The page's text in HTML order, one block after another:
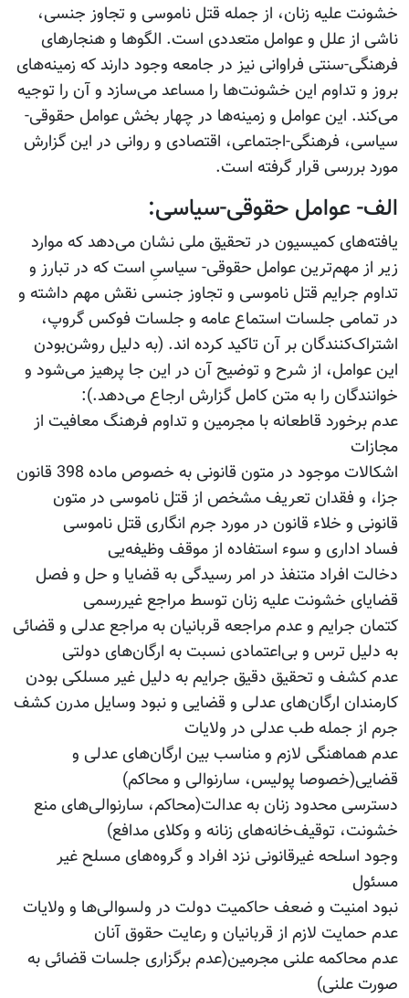
خشونت علیه زنان، از جمله قتل ناموسی و تجاوز جنسی،
ناشی از علل و عوامل متعددی است. الگوها و هنجارهای
فرهنگی-سنتی فراوانی نیز در جامعه وجود دارند که زمینه‌های
بروز و تداوم این خشونت‌ها را مساعد می‌سازد و آن را توجیه
می‌کند. این عوامل و زمینه‌ها در چهار بخش عوامل حقوقی-
سیاسی، فرهنگی-اجتماعی، اقتصادی و روانی در این گزارش
مورد بررسی قرار گرفته است.
الف- عوامل حقوقی-سیاسی:
یافته‌های کمیسیون در تحقیق ملی نشان می‌دهد که موارد
زیر از مهم‌ترین عوامل حقوقی- سیاسیِ است که در تبارز و
تداوم جرایم قتل ناموسی و تجاوز جنسی نقش مهم داشته و
در تمامی جلسات استماع عامه و جلسات فوکس گروپ،
اشتراک‌کنندگان بر آن تاکید کرده اند. (به دلیل روشن‌بودن
این عوامل، از شرح و توضیح آن در این جا پرهیز می‌شود و
خوانندگان را به متن کامل گزارش ارجاع می‌دهد.):
عدم برخورد قاطعانه با مجرمین و تداوم فرهنگ معافیت از
مجازات
اشکالات موجود در متون قانونی به خصوص ماده 398 قانون
جزا، و فقدان تعریف مشخص از قتل ناموسی در متون
قانونی و خلاء قانون در مورد جرم انگاری قتل ناموسی
فساد اداری و سوء استفاده از موقف وظیفه‌یی
دخالت افراد متنفذ در امر رسیدگی به قضایا و حل و فصل
قضایای خشونت علیه زنان توسط مراجع غیررسمی
کتمان جرایم و عدم مراجعه قربانیان به مراجع عدلی و قضائی
به دلیل ترس و بی‌اعتمادی نسبت به ارگان‌های دولتی
عدم کشف و تحقیق دقیق جرایم به دلیل غیر مسلکی بودن
کارمندان ارگان‌های عدلی و قضایی و نبود وسایل مدرن کشف
جرم از جمله طب عدلی در ولایات
عدم هماهنگی لازم و مناسب بین ارگان‌های عدلی و
قضایی(خصوصا پولیس، سارنوالی و محاکم)
دسترسی محدود زنان به عدالت(محاکم، سارنوالی‌های منع
خشونت، توقیف‌خانه‌های زنانه و وکلای مدافع)
وجود اسلحه غیرقانونی نزد افراد و گروه‌های مسلح غیر
مسئول
نبود امنیت و ضعف حاکمیت دولت در ولسوالی‌ها و ولایات
عدم حمایت لازم از قربانیان و رعایت حقوق آنان
عدم محاکمه علنی مجرمین(عدم برگزاری جلسات قضائی به
صورت علنی)